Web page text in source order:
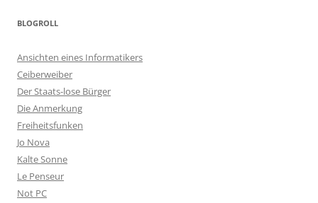
BLOGROLL
Ansichten eines Informatikers
Ceiberweiber
Der Staats-lose Bürger
Die Anmerkung
Freiheitsfunken
Jo Nova
Kalte Sonne
Le Penseur
Not PC